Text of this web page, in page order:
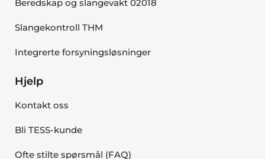
Beredskap og slangevakt 02018
Slangekontroll THM
Integrerte forsyningsløsninger
Hjelp
Kontakt oss
Bli TESS-kunde
Ofte stilte spørsmål (FAQ)